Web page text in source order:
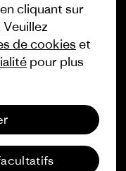
cliquant sur
de cookies et
pour plus